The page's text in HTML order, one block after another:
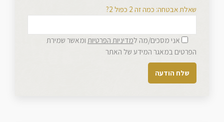
שאלת אבטחה: כמה זה 2 כפול 2?
אני מסכים/מה למדיניות הפרטיות ומאשר שמירת
הפרטים במאגר המידע של האתר